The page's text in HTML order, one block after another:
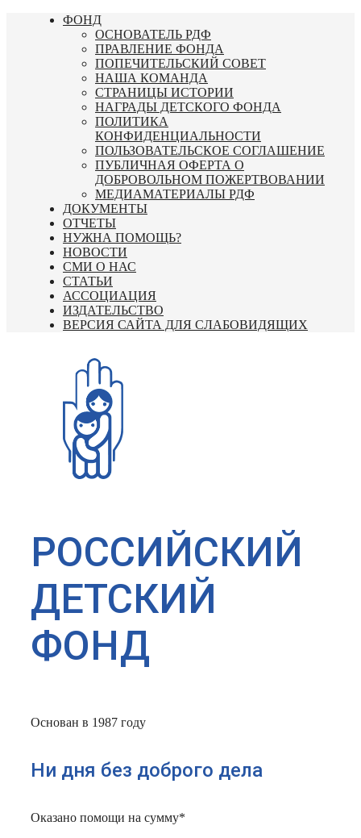
Перейти
ФОНД
ОСНОВАТЕЛЬ РДФ
ПРАВЛЕНИЕ ФОНДА
ПОПЕЧИТЕЛЬСКИЙ СОВЕТ
НАША КОМАНДА
СТРАНИЦЫ ИСТОРИИ
НАГРАДЫ ДЕТСКОГО ФОНДА
ПОЛИТИКА
КОНФИДЕНЦИАЛЬНОСТИ
ПОЛЬЗОВАТЕЛЬСКОЕ СОГЛАШЕНИЕ
ПУБЛИЧНАЯ ОФЕРТА О
ДОБРОВОЛЬНОМ ПОЖЕРТВОВАНИИ
МЕДИАМАТЕРИАЛЫ РДФ
ДОКУМЕНТЫ
ОТЧЕТЫ
НУЖНА ПОМОЩЬ?
НОВОСТИ
СМИ О НАС
СТАТЬИ
АССОЦИАЦИЯ
ИЗДАТЕЛЬСТВО
ВЕРСИЯ САЙТА ДЛЯ СЛАБОВИДЯЩИХ
РОССИЙСКИЙ
ДЕТСКИЙ
ФОНД
Основан в 1987 году
Ни дня без доброго дела
Оказано помощи на сумму*